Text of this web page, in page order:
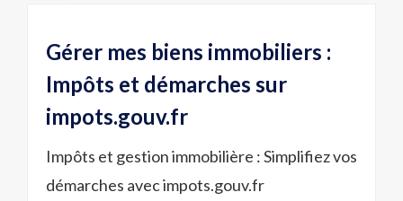
Gérer mes biens immobiliers :
Impôts et démarches sur
impots.gouv.fr
Impôts et gestion immobilière : Simplifiez vos
démarches avec impots.gouv.fr